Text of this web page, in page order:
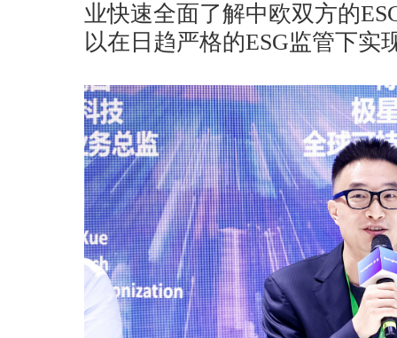
业快速全面了解中欧双方的
以在日趋严格的ESG监管下实